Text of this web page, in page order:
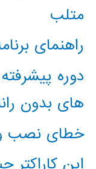
متلب
راهنمای
دوره
های بدون
خطای نصب
این کاراکتر